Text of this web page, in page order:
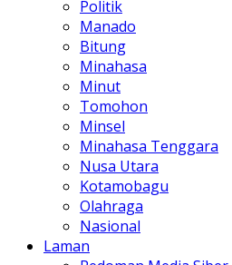
Politik
Manado
Bitung
Minahasa
Minut
Tomohon
Minsel
Minahasa Tenggara
Nusa Utara
Kotamobagu
Olahraga
Nasional
Laman